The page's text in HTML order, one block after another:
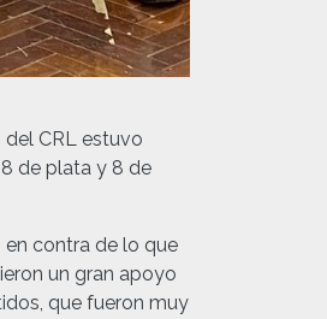
CRL estuvo
de plata y 8 de
en contra de lo que
un gran apoyo
que fueron muy